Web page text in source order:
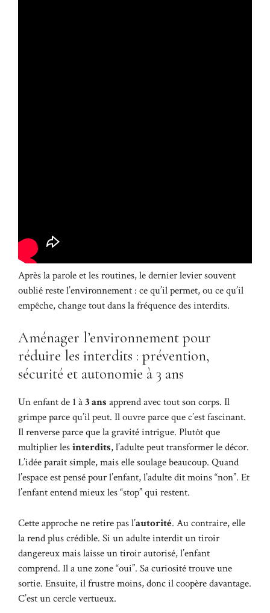
Après la parole et les routines, le dernier levier souvent
oublié reste l’environnement : ce qu’il permet, ou ce qu’il
empêche, change tout dans la fréquence des interdits.
Aménager l’environnement pour
réduire les interdits : prévention,
sécurité et autonomie à 3 ans
Un enfant de 1 à3 ans apprend avec tout son corps. Il
grimpe parce qu’il peut. Il ouvre parce que c’est fascinant.
Il renverse parce que la gravité intrigue. Plutôt que
multiplier lesinterdits, l’adulte peut transformer le décor.
L’idée paraît simple, mais elle soulage beaucoup. Quand
l’espace est pensé pour l’enfant, l’adulte dit moins “non”. Et
l’enfant entend mieux les “stop” qui restent.
Cette approche ne retire pas l’autorité. Au contraire, elle
la rend plus crédible. Si un adulte interdit un tiroir
dangereux mais laisse un tiroir autorisé, l’enfant
comprend. Il a une zone “oui”. Sa curiosité trouve une
sortie. Ensuite, il frustre moins, donc il coopère davantage.
C’est un cercle vertueux.